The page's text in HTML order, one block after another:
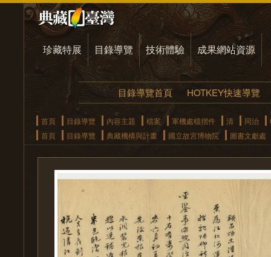
珍藏特展 目錄導覽 技術體驗 成果網站資源
目錄導覽首頁 HOTKEY快速導覽
首頁 目錄導覽 內容主題 檔案 軍機處檔摺件 清 同治
首頁
目錄導覽 典藏機構與計畫 國立故宮博物院 圖書文獻處